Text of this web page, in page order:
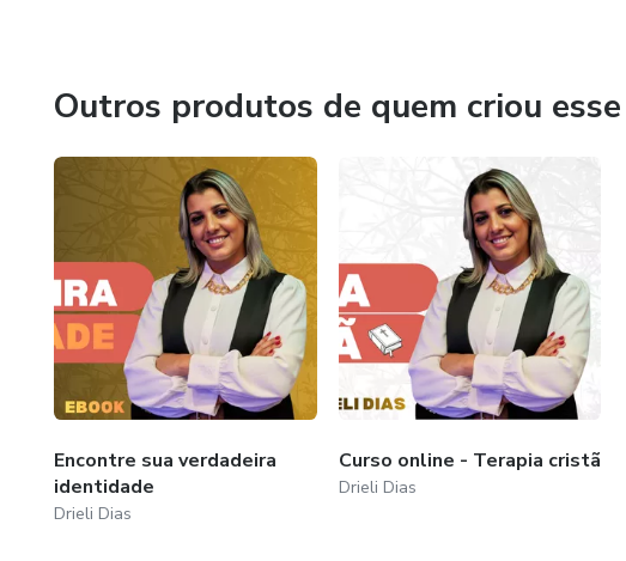
Outros produtos de quem criou
Encontre sua verdadeira
identidade
Drieli Dias
Curso online - Terapia cristã
Drieli Dias